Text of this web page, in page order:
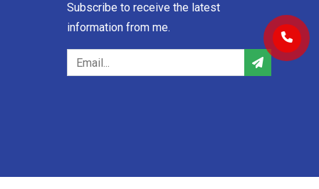
Subscribe to receive the latest
information from me.